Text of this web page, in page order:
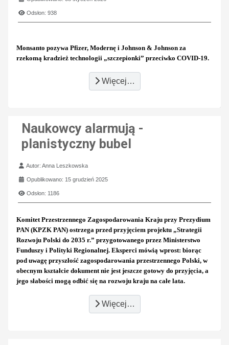
Odsłon: 938
Monsanto pozywa Pfizer, Modernę i Johnson & Johnson za
rzekomą kradzież technologii „szczepionki” przeciwko COVID-19.
Więcej…
Naukowcy alarmują -
planistyczny bubel
Szczegóły
Autor:Anna Leszkowska
Opublikowano: 15 grudzień 2025
Odsłon: 1186
Komitet Przestrzennego Zagospodarowania Kraju przy Prezydium
PAN (KPZK PAN) ostrzega przed przyjęciem projektu „Strategii
Rozwoju Polski do 2035 r.” przygotowanego przez Ministerstwo
Funduszy i Polityki Regionalnej. Eksperci mówią wprost: biorąc
pod uwagę przyszłość zagospodarowania przestrzennego Polski, w
obecnym kształcie dokument nie jest jeszcze gotowy do przyjęcia, a
jego słabości mogą odbić się na rozwoju kraju na całe lata.
Więcej…